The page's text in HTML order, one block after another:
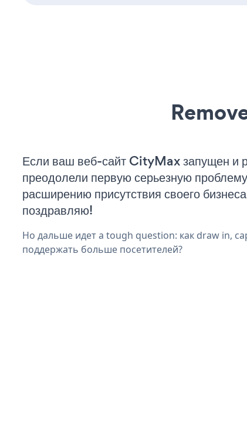
Если ваш веб-сайт CityMax запущен и
преодолели первую серьезную
расширению присутствия своего
поздравляю!
Но дальше идет a tough question: как draw in,
поддержать больше посетителей?